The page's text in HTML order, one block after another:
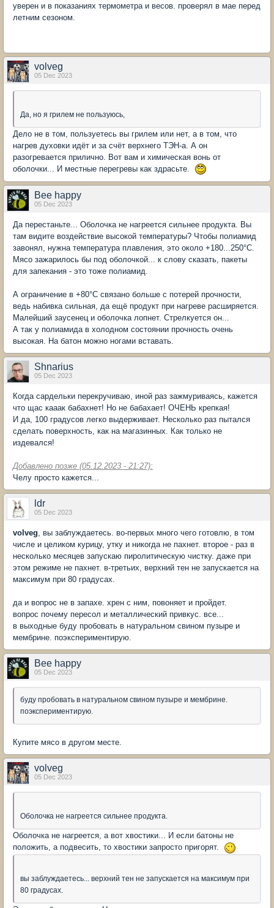
уверен и в показаниях термометра и весов. проверял в мае перед
летним сезоном.
volveg
05 Dec 2023
Да, но я грилем не пользуюсь,
Дело не в том, пользуетесь вы грилем или нет, а в том, что
нагрев духовки идёт и за счёт верхнего ТЭН-а. А он
разогревается прилично. Вот вам и химическая вонь от
оболочки... И местные перегревы как здрасьте.
Bee happy
05 Dec 2023
Да перестаньте... Оболочка не нагреется сильнее продукта. Вы
там видите воздействие высокой температуры? Чтобы полиамид
завонял, нужна температура плавления, это около +180...250°С.
Мясо зажарилось бы под оболочкой... к слову сказать, пакеты
для запекания - это тоже полиамид.
А ограничение в +80°С связано больше с потерей прочности,
ведь набивка сильная, да ещё продукт при нагреве расширяется.
Малейший заусенец и оболочка лопнет. Стрелкуется он...
А так у полиамида в холодном состоянии прочность очень
высокая. На батон можно ногами вставать.
Shnarius
05 Dec 2023
Когда сардельки перекручиваю, иной раз зажмуриваясь, кажется
что щас кааак бабахнет! Но не бабахает! ОЧЕНЬ крепкая!
И да, 100 градусов легко выдерживает. Несколько раз пытался
сделать поверхность, как на магазинных. Как только не
издевался!
Добавлено позже (05.12.2023 - 21:27):
Челу просто кажется...
ldr
05 Dec 2023
volveg, вы заблуждаетесь. во-первых много чего готовлю, в том
числе и целиком курицу, утку и никогда не пахнет. второе - раз в
несколько месяцев запускаю пиролитическую чистку. даже при
этом режиме не пахнет. в-третьих, верхний тен не запускается на
максимум при 80 градусах.
да и вопрос не в запахе. хрен с ним, повоняет и пройдет.
вопрос почему пересол и металлический привкус. все...
в выходные буду пробовать в натуральном свином пузыре и
мембрине. поэкспериментирую.
Bee happy
05 Dec 2023
буду пробовать в натуральном свином пузыре и мембрине.
поэкспериментирую.
Купите мясо в другом месте.
volveg
05 Dec 2023
Оболочка не нагреется сильнее продукта.
Оболочка не нагреется, а вот хвостики... И если батоны не
положить, а подвесить, то хвостики запросто пригорят.
вы заблуждаетесь... верхний тен не запускается на максимум при
80 градусах.